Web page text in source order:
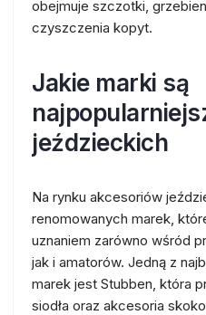
obejmuje szczotki,
czyszczenia kopyt.
Jakie marki są
jeździeckich
Na rynku akcesoriów
renomowanych marek,
uznaniem zarówno wśród
jak i amatorów. Jedną z
marek jest Stubben, która
siodła oraz akcesoria